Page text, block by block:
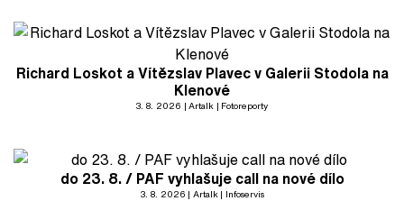
Richard Loskot a Vítězslav Plavec v Galerii Stodola na
Klenové
3. 8. 2026 Artalk Fotoreporty
do 23. 8. / PAF vyhlašuje call na nové dílo
3. 8. 2026 Artalk Infoservis